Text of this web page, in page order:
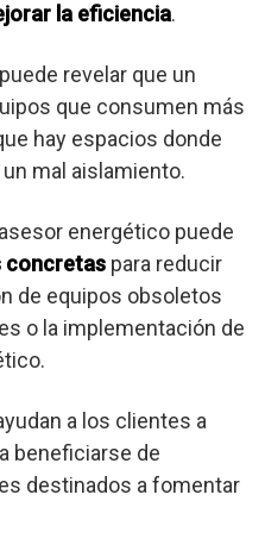
la eficiencia.
revelar que un
que consumen más
hay espacios donde
mal aislamiento.
energético puede
concretas para reducir
de equipos obsoletos
o la implementación de
a los clientes a
beneficiarse de
destinados a fomentar